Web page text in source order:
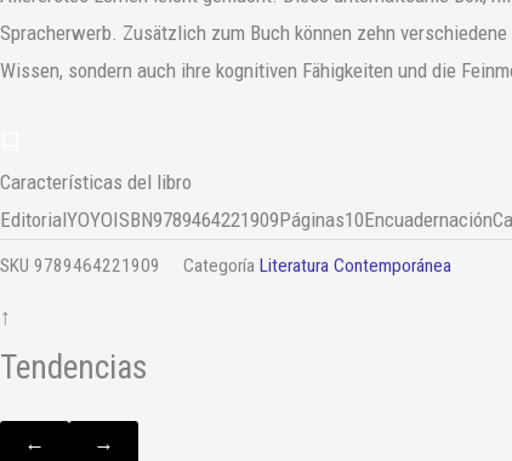
Spracherwerb. Zusätzlich zum Buch können zehn
Wissen, sondern auch ihre kognitiven Fähigkeiten und die
Características del libro
EditorialYOYOISBN9789464221909Páginas10Encuadernación
SKU 9789464221909 Categoría Literatura Contemporánea
↑
Tendencias
← →